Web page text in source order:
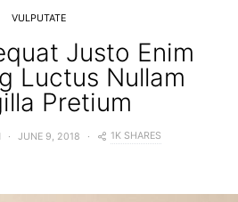
VULPUTATE
Justo Enim
Luctus Nullam
Pretium
JUNE 9, 2018 1K SHARES